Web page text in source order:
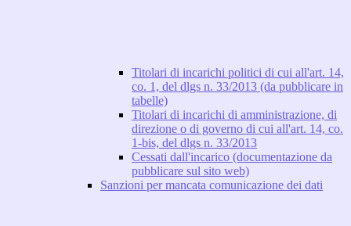
Titolari di incarichi politici di cui all'art. 14,
co. 1, del dlgs n. 33/2013 (da pubblicare in
tabelle)
Titolari di incarichi di amministrazione, di
direzione o di governo di cui all'art. 14, co.
1-bis, del dlgs n. 33/2013
Cessati dall'incarico (documentazione da
pubblicare sul sito web)
Sanzioni per mancata comunicazione dei dati